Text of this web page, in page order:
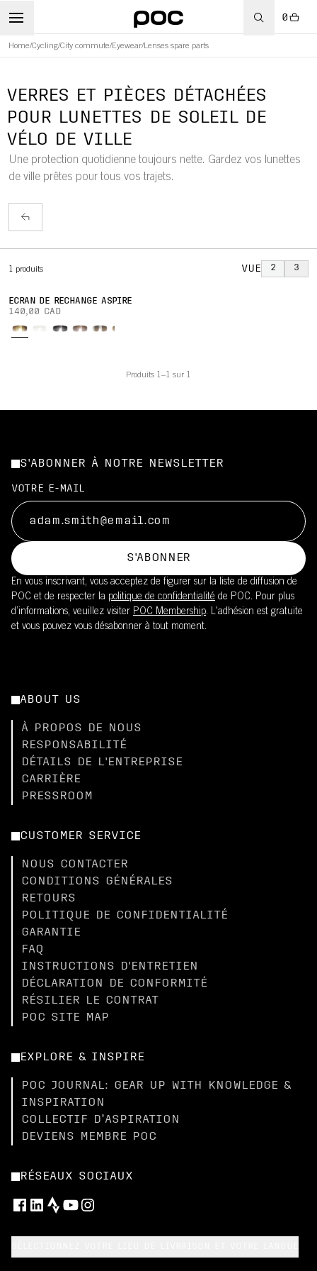
0
Home/Cycling/City commute/Eyewear/Lenses spare parts
VERRES ET PIÈCES DÉTACHÉES
POUR LUNETTES DE SOLEIL DE
VÉLO DE VILLE
Une protection quotidienne toujours nette. Gardez vos lunettes
de ville prêtes pour tous vos trajets.
1 produits VUE 2 3
ÉCRAN DE RECHANGE ASPIRE
140,00 CAD
Produits 1–1 sur 1
S'ABONNER À NOTRE NEWSLETTER
VOTRE E-MAIL
S'ABONNER
En vous inscrivant, vous acceptez de figurer sur la liste de diffusion de
POC et de respecter la politique de confidentialité de POC. Pour plus
d’informations, veuillez visiter POC Membership. L'adhésion est gratuite
et vous pouvez vous désabonner à tout moment.
ABOUT US
À PROPOS DE NOUS
RESPONSABILITÉ
DÉTAILS DE L'ENTREPRISE
CARRIÈRE
PRESSROOM
CUSTOMER SERVICE
NOUS CONTACTER
CONDITIONS GÉNÉRALES
RETOURS
POLITIQUE DE CONFIDENTIALITÉ
GARANTIE
FAQ
INSTRUCTIONS D'ENTRETIEN
DÉCLARATION DE CONFORMITÉ
RÉSILIER LE CONTRAT
POC SITE MAP
EXPLORE & INSPIRE
POC JOURNAL: GEAR UP WITH KNOWLEDGE &
INSPIRATION
COLLECTIF D’ASPIRATION
DEVIENS MEMBRE POC
RÉSEAUX SOCIAUX